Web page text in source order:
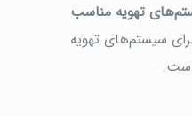
تهویه مناسب
سیستم‌های تهویه